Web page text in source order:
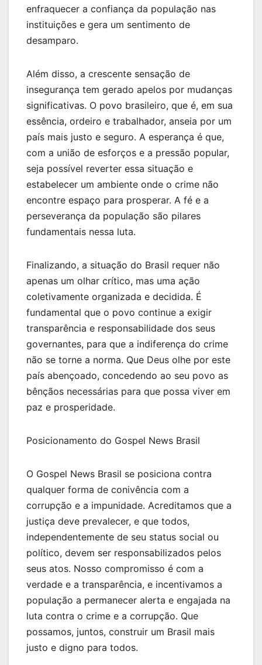
enfraquecer a confiança da população nas
instituições e gera um sentimento de
desamparo.
Além disso, a crescente sensação de
insegurança tem gerado apelos por mudanças
significativas. O povo brasileiro, que é, em sua
essência, ordeiro e trabalhador, anseia por um
país mais justo e seguro. A esperança é que,
com a união de esforços e a pressão popular,
seja possível reverter essa situação e
estabelecer um ambiente onde o crime não
encontre espaço para prosperar. A fé e a
perseverança da população são pilares
fundamentais nessa luta.
Finalizando, a situação do Brasil requer não
apenas um olhar crítico, mas uma ação
coletivamente organizada e decidida. É
fundamental que o povo continue a exigir
transparência e responsabilidade dos seus
governantes, para que a indiferença do crime
não se torne a norma. Que Deus olhe por este
país abençoado, concedendo ao seu povo as
bênçãos necessárias para que possa viver em
paz e prosperidade.
Posicionamento do Gospel News Brasil
O Gospel News Brasil se posiciona contra
qualquer forma de conivência com a
corrupção e a impunidade. Acreditamos que a
justiça deve prevalecer, e que todos,
independentemente de seu status social ou
político, devem ser responsabilizados pelos
seus atos. Nosso compromisso é com a
verdade e a transparência, e incentivamos a
população a permanecer alerta e engajada na
luta contra o crime e a corrupção. Que
possamos, juntos, construir um Brasil mais
justo e digno para todos.